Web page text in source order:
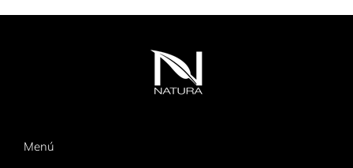
Menú